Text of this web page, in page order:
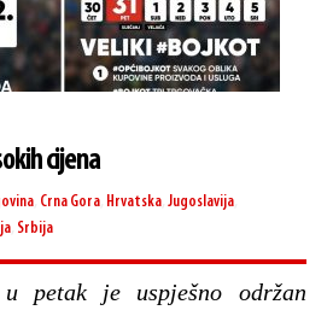
cijena
Crna Gora Hrvatska ,Jugoslavija
Srbija
petak je uspješno održan